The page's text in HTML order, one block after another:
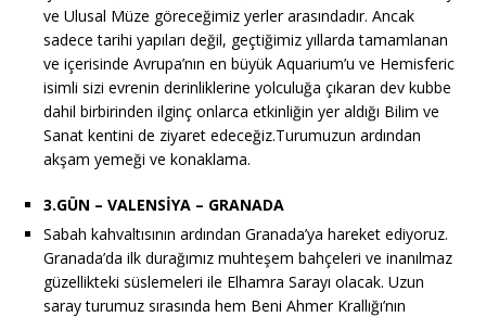
ve Ulusal Müze göreceğimiz yerler arasındadır. Ancak
sadece tarihi yapıları değil, geçtiğimiz yıllarda tamamlanan
ve içerisinde Avrupa’nın en büyük Aquarium’u ve Hemisferic
isimli sizi evrenin derinliklerine yolculuğa çıkaran dev kubbe
dahil birbirinden ilginç onlarca etkinliğin yer aldığı Bilim ve
Sanat kentini de ziyaret edeceğiz.Turumuzun ardından
akşam yemeği ve konaklama.
3.GÜN – VALENSİYA – GRANADA
Sabah kahvaltısının ardından Granada’ya hareket ediyoruz.
Granada’da ilk durağımız muhteşem bahçeleri ve inanılmaz
güzellikteki süslemeleri ile Elhamra Sarayı olacak. Uzun
saray turumuz sırasında hem Beni Ahmer Krallığı’nın